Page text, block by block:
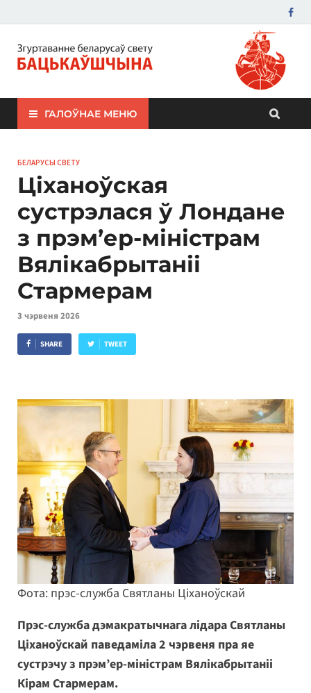
ЗБС "Бацькаўшчына"
ГАЛОЎНАЕ МЕНЮ
БЕЛАРУСЫ СВЕТУ
Ціханоўская
сустрэлася ў Лондане
з прэм’ер-міністрам
Вялікабрытаніі
Стармерам
3 чэрвеня 2026
SHARE TWEET
Фота: прэс-служба Святланы Ціханоўскай
Прэс-служба дэмакратычнага лідара Святланы
Ціханоўскай паведаміла 2 чэрвеня пра яе
сустрэчу з прэм’ер-міністрам Вялікабрытаніі
Кірам Стармерам.